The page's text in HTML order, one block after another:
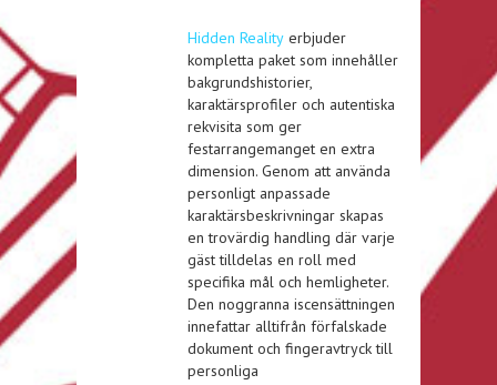
Hidden Reality erbjuder
kompletta paket som innehåller
bakgrundshistorier,
karaktärsprofiler och autentiska
rekvisita som ger
festarrangemanget en extra
dimension. Genom att använda
personligt anpassade
karaktärsbeskrivningar skapas
en trovärdig handling där varje
gäst tilldelas en roll med
specifika mål och hemligheter.
Den noggranna iscensättningen
innefattar alltifrån förfalskade
dokument och fingeravtryck till
personliga